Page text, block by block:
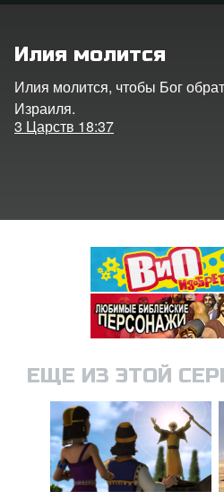
Илия молится
Илия молится, чтобы Бог
Израиля.
3 Царств 18:37
ЕЩЕ ИЗ ЭТОЙ